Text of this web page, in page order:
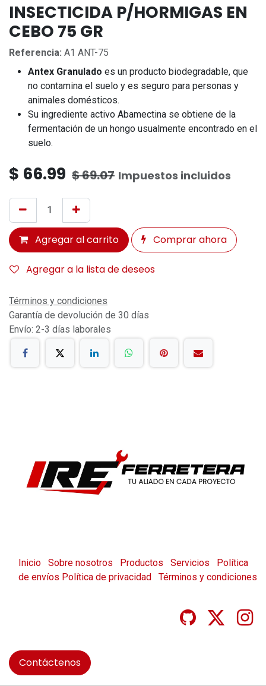
INSECTICIDA P/HORMIGAS EN
CEBO 75 GR
Referencia: A1 ANT-75
Antex Granulado es un producto biodegradable, que
no contamina el suelo y es seguro para personas y
animales domésticos.
Su ingrediente activo Abamectina se obtiene de la
fermentación de un hongo usualmente encontrado en el
suelo.
$ 66.99 $69.07 Impuestos incluidos
Agregar al carrito Comprar ahora
Agregar a la lista de deseos
Términos y condiciones
Garantía de devolución de 30 días
Envío: 2-3 días laborales
Inicio Sobre nosotros Productos Servicios
Política
de envíos Política de privacidad Términos y condiciones
Contáctenos